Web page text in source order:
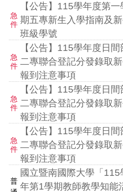
急
件
【公告】115學年度第一
期五專新生入學指南及
班級學號
急
件
【公告】115學年度日間
二專聯合登記分發錄取
報到注意事項
急
件
【公告】115學年度日間
二專聯合登記分發錄取
報到注意事項
急
件
【公告】115學年度日間
二專聯合登記分發錄取
報到注意事項
普
國立暨南國際大學「115
年第1學期教師教學知能